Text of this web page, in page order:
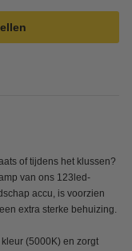
of tijdens het klussen?
van ons 123led-
accu, is voorzien
extra sterke behuizing.
(5000K) en zorgt